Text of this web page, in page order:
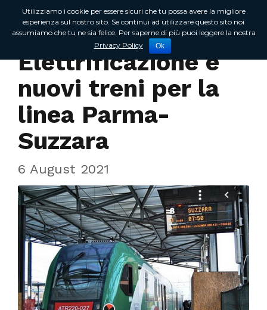
In Regione
Elettrificazione e
nuovi treni per la
linea Parma-
Suzzara
6 August 2021
Utilizziamo i cookie per essere sicuri che tu possa avere la migliore
esperienza sul nostro sito. Se continui ad utilizzare questo sito noi
assumiamo che tu ne sia felice. Per saperne di più puoi leggere la nostra
Privacy Policy
Ok